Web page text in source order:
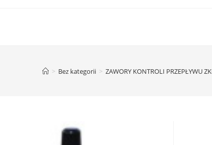
> Bez kategorii > ZAWORY KONTROLI PRZEPŁYWU